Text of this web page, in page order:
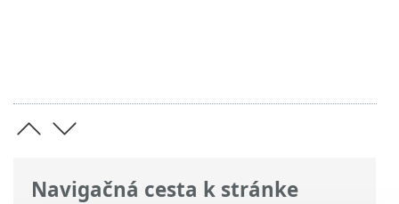
Navigačná cesta k stránke